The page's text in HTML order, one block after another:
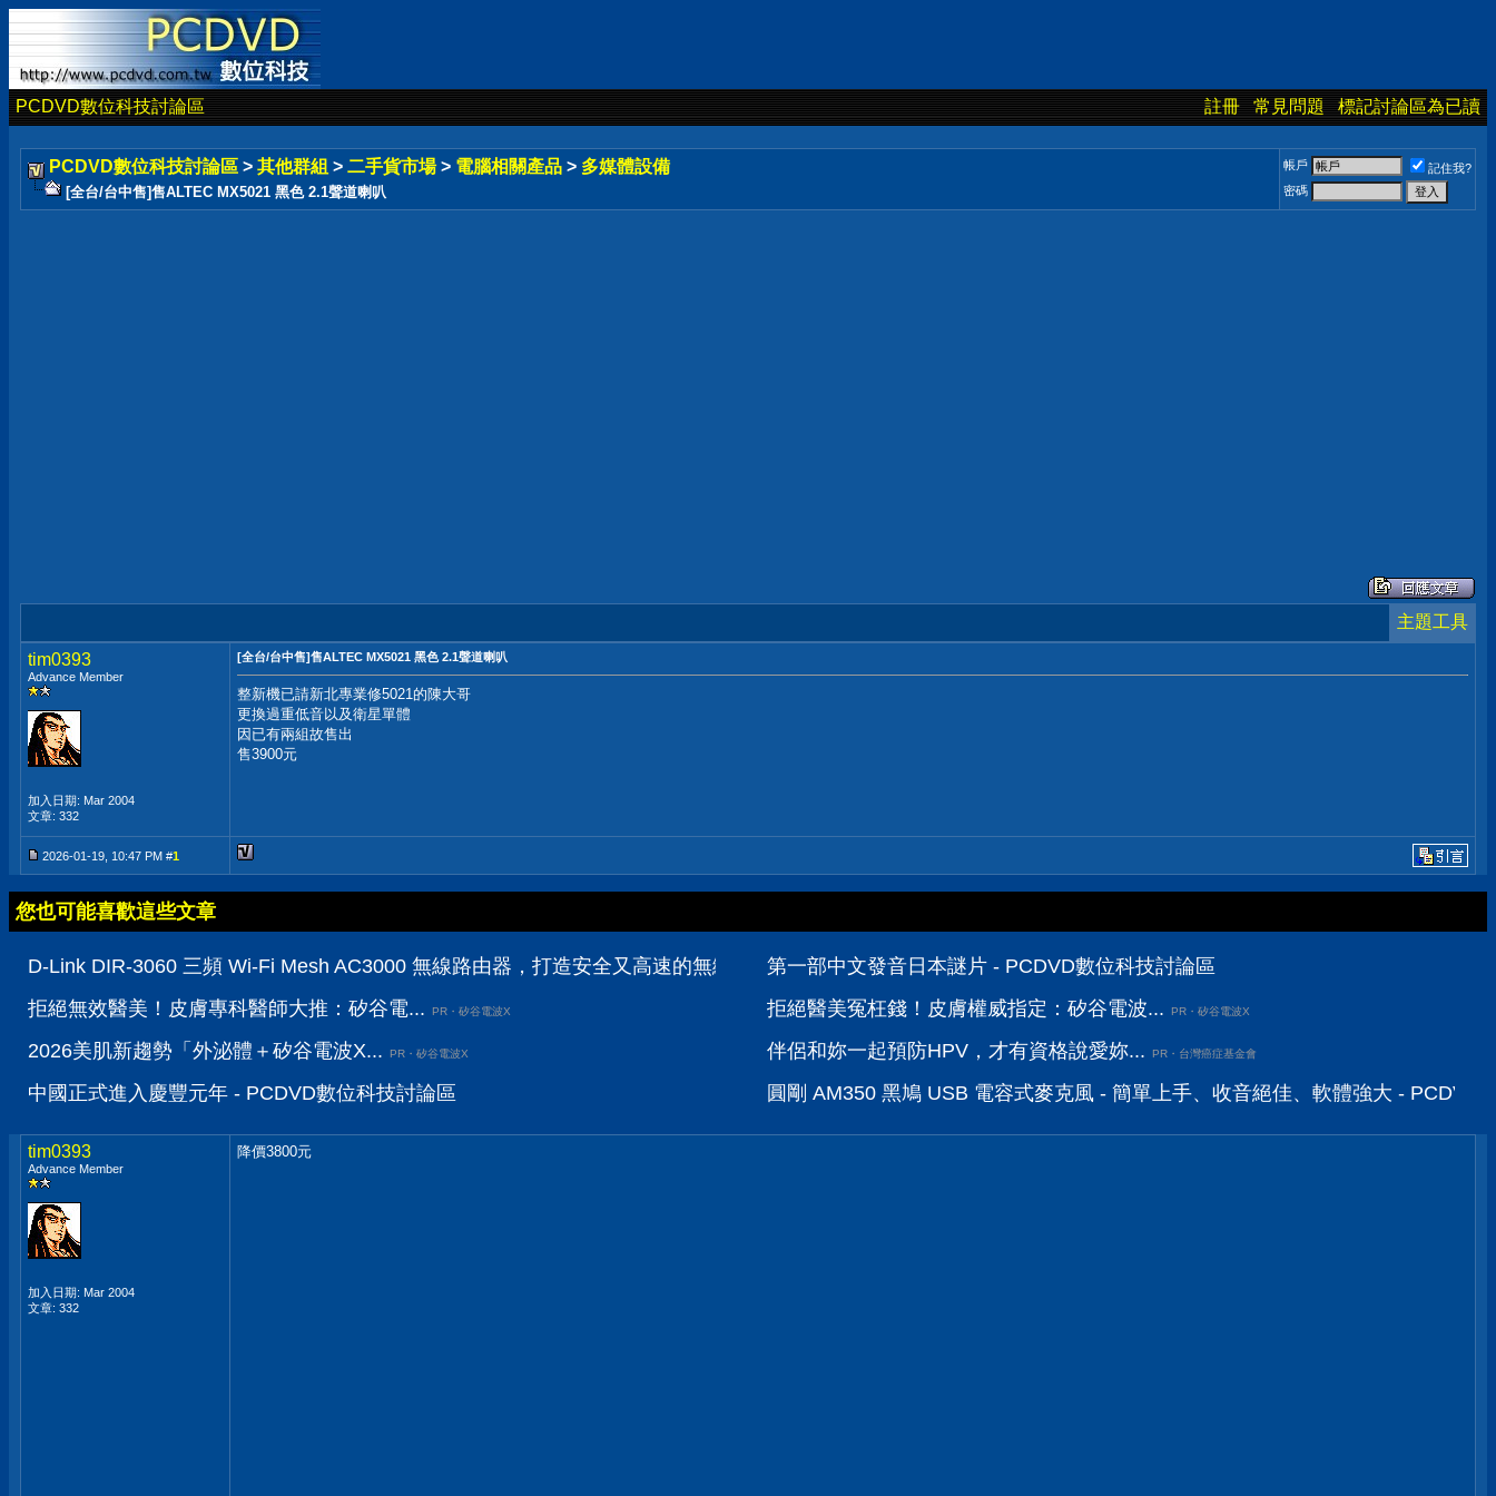
PCDVD數位科技討論區 註冊 常見問題 標記討論區為已讀
PCDVD數位科技討論區 > 其他群組 > 二手貨市場 > 電腦相關產品 > 多媒體設備
[全台/台中售]售ALTEC MX5021 黑色 2.1聲道喇叭
帳戶
記住我?
密碼
主題工具
tim0393
Advance Member
加入日期: Mar 2004
文章: 332
[全台/台中售]售ALTEC MX5021 黑色 2.1聲道喇叭
整新機已請新北專業修5021的陳大哥
更換過重低音以及衛星單體
因已有兩組故售出
售3900元
2026-01-19, 10:47 PM #1
您也可能喜歡這些文章
D-Link DIR-3060 三頻 Wi-Fi Mesh AC3000 無線路由器，打造安全又高速的無縫漫遊 - PCDVD數位科技討論區
拒絕無效醫美！皮膚專科醫師大推：矽谷電...
PR・矽谷電波X
2026美肌新趨勢「外泌體＋矽谷電波X... PR・矽谷電波X
中國正式進入慶豐元年 - PCDVD數位科技討論區
第一部中文發音日本謎片 - PCDVD數位科技討論區
拒絕醫美冤枉錢！皮膚權威指定：矽谷電波...
PR・矽谷電波X
伴侶和妳一起預防HPV，才有資格說愛妳... PR・台灣癌症基金會
圓剛 AM350 黑鳩 USB 電容式麥克風 - 簡單上手、收音絕佳、軟體強大 - PCDVD
tim0393
Advance Member
加入日期: Mar 2004
文章: 332
降價3800元